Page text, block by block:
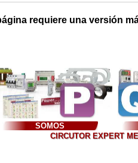
requiere una versión
SOMOS
CIRCUTOR EXPERT